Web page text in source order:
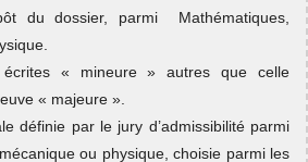
du dossier, parmi Mathématiques,
écrites « mineure » autres que celle
« majeure ».
définie par le jury d’admissibilité parmi
ou physique, choisie parmi les